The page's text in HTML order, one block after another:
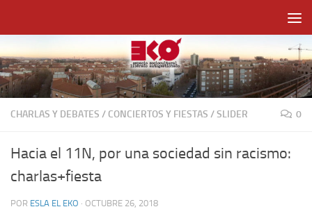
CHARLAS Y DEBATES / CONCIERTOS Y FIESTAS /SLIDER 0
Hacia el 11N, por una sociedad sin racismo:
charlas+fiesta
POR ESLA EL EKO · OCTUBRE 26, 2018